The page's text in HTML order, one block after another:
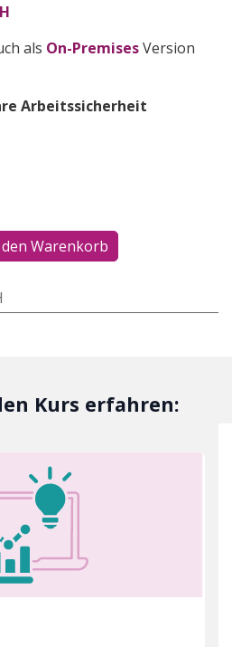
als On-PremisesVersion
Arbeitssicherheit
Warenkorb
Kurs erfahren: